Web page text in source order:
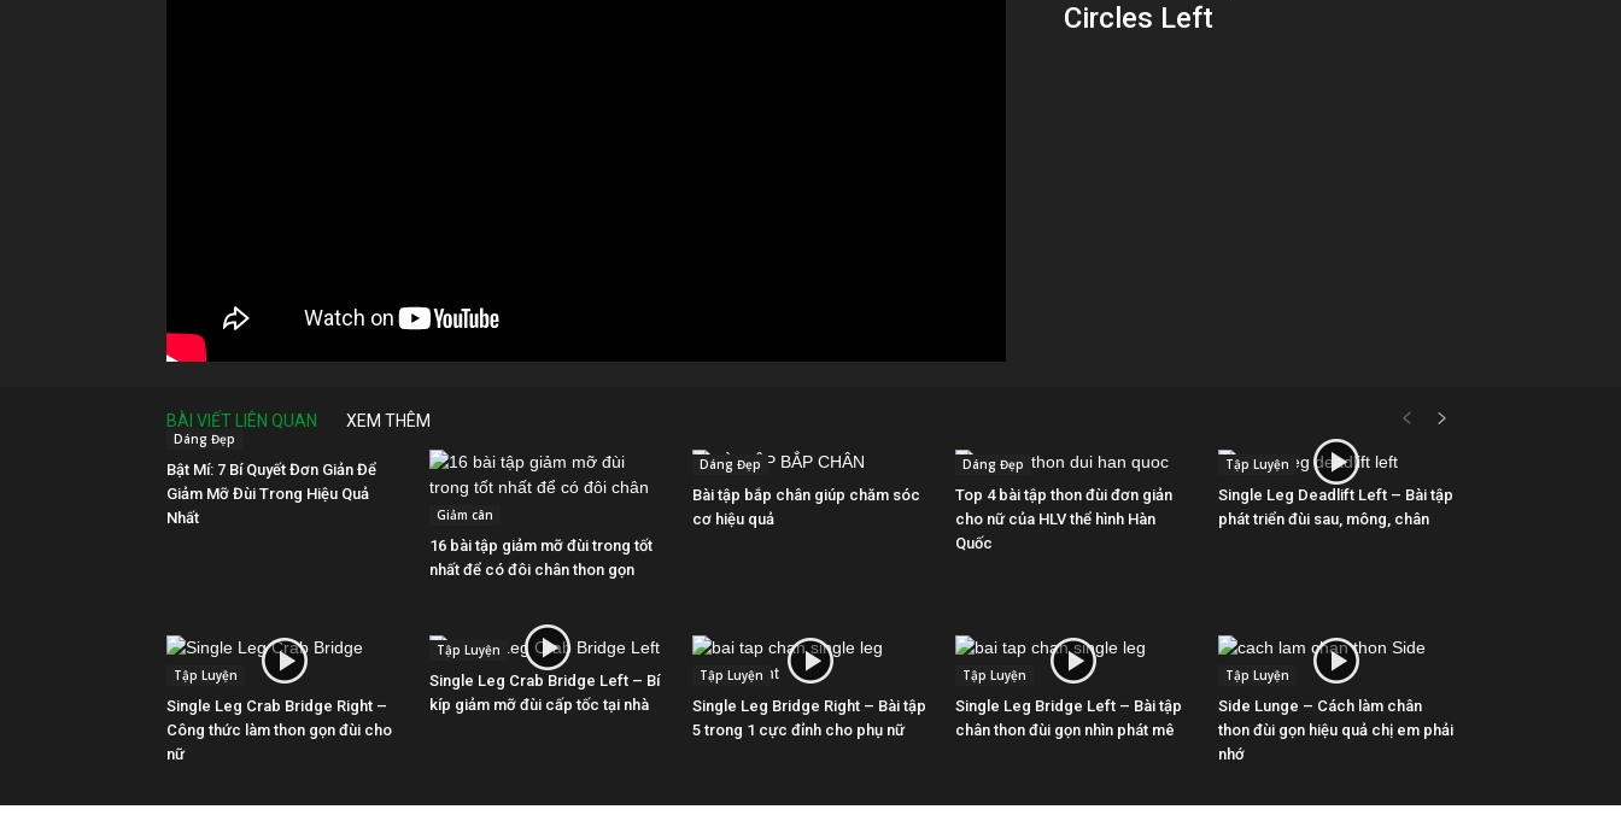
Circles Left
BÀI VIẾT LIÊN QUAN XEM THÊM
Dáng Đẹp
Bật Mí: 7 Bí Quyết Đơn Giản Để
Giảm Mỡ Đùi Trong Hiệu Quả
Nhất
Giảm cân
16 bài tập giảm mỡ đùi trong tốt
nhất để có đôi chân thon gọn
Dáng Đẹp
Bài tập bắp chân giúp chăm sóc
cơ hiệu quả
Dáng Đẹp
Top 4 bài tập thon đùi đơn giản
cho nữ của HLV thể hình Hàn
Quốc
Tập Luyện
Single Leg Deadlift Left – Bài tập
phát triển đùi sau, mông, chân
Tập Luyện
Single Leg Crab Bridge Right –
Công thức làm thon gọn đùi cho
nữ
Tập Luyện
Single Leg Crab Bridge Left – Bí
kíp giảm mỡ đùi cấp tốc tại nhà
Tập Luyện
Single Leg Bridge Right – Bài tập
5 trong 1 cực đỉnh cho phụ nữ
Tập Luyện
Single Leg Bridge Left – Bài tập
chân thon đùi gọn nhìn phát mê
Tập Luyện
Side Lunge – Cách làm chân
thon đùi gọn hiệu quả chị em phải
nhớ